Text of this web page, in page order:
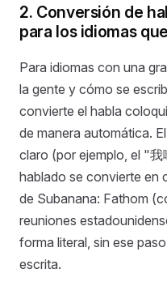
2. Conversión de
para los idiomas
Para idiomas con una
la gente y cómo se
convierte el habla
de manera automática.
claro (por ejemplo, el "
hablado se convierte en
de Subanana: Fathom
reuniones
forma literal, sin ese
escrita.